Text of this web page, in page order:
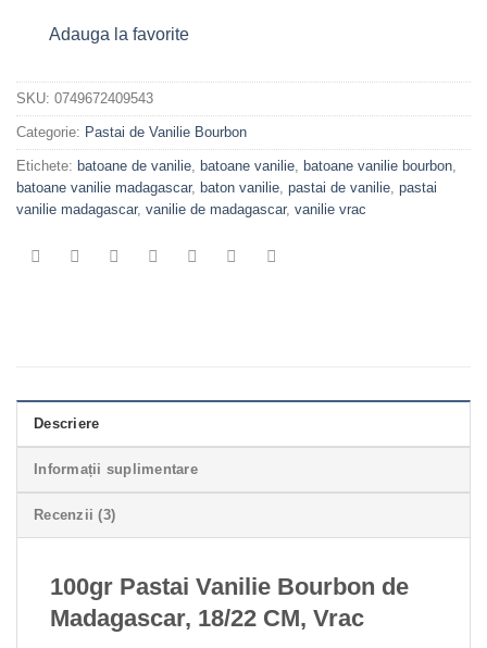
Adauga la favorite
SKU: 0749672409543
Categorie: Pastai de Vanilie Bourbon
Etichete: batoane de vanilie batoane vanilie batoane vanilie bourbon
batoane vanilie madagascar, baton vanilie pastai de vanilie pastai
vanilie madagascar, vanilie de madagascar, vanilie vrac
Descriere
Informații suplimentare
Recenzii (3)
100gr Pastai Vanilie Bourbon de
Madagascar, 18/22 CM, Vrac